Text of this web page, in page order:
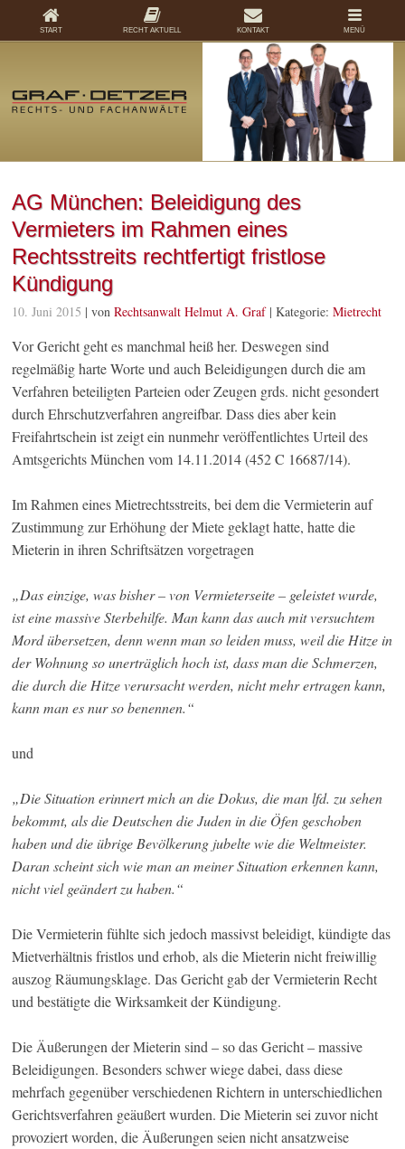
AG München: Beleidigung des
Vermieters im Rahmen eines
Rechtsstreits rechtfertigt fristlose
Kündigung
10. Juni 2015 | vonRechtsanwalt Helmut A. Graf| Kategorie:Mietrecht
Vor Gericht geht es manchmal heiß her. Deswegen sind
regelmäßig harte Worte und auch Beleidigungen durch die am
Verfahren beteiligten Parteien oder Zeugen grds. nicht gesondert
durch Ehrschutzverfahren angreifbar. Dass dies aber kein
Freifahrtschein ist zeigt ein nunmehr veröffentlichtes Urteil des
Amtsgerichts München vom 14.11.2014 (452 C 16687/14).
Im Rahmen eines Mietrechtsstreits, bei dem die Vermieterin auf
Zustimmung zur Erhöhung der Miete geklagt hatte, hatte die
Mieterin in ihren Schriftsätzen vorgetragen
„Das einzige, was bisher – von Vermieterseite – geleistet wurde,
ist eine massive Sterbehilfe. Man kann das auch mit versuchtem
Mord übersetzen, denn wenn man so leiden muss, weil die Hitze in
der Wohnung so unerträglich hoch ist, dass man die Schmerzen,
die durch die Hitze verursacht werden, nicht mehr ertragen kann,
kann man es nur so benennen.“
und
„Die Situation erinnert mich an die Dokus, die man lfd. zu sehen
bekommt, als die Deutschen die Juden in die Öfen geschoben
haben und die übrige Bevölkerung jubelte wie die Weltmeister.
Daran scheint sich wie man an meiner Situation erkennen kann,
nicht viel geändert zu haben.“
Die Vermieterin fühlte sich jedoch massivst beleidigt, kündigte das
Mietverhältnis fristlos und erhob, als die Mieterin nicht freiwillig
auszog Räumungsklage. Das Gericht gab der Vermieterin Recht
und bestätigte die Wirksamkeit der Kündigung.
Die Äußerungen der Mieterin sind – so das Gericht – massive
Beleidigungen. Besonders schwer wiege dabei, dass diese
mehrfach gegenüber verschiedenen Richtern in unterschiedlichen
Gerichtsverfahren geäußert wurden. Die Mieterin sei zuvor nicht
provoziert worden, die Äußerungen seien nicht ansatzweise
START RECHT AKTUELL KONTAKT MENÜ